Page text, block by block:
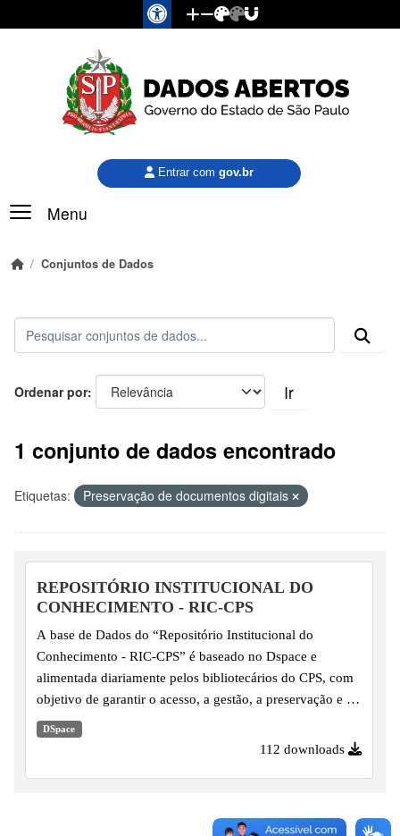
Pular para o conteúdo principal
Menu
Entrar com gov.br
Conjuntos de Dados
Ordenar por Ir
1 conjunto de dados encontrado
Etiquetas: Preservação de documentos digitais
REPOSITÓRIO INSTITUCIONAL DO
CONHECIMENTO - RIC-CPS
A base de Dados do “Repositório Institucional do
Conhecimento - RIC-CPS” é baseado no Dspace e
alimentada diariamente pelos bibliotecários do CPS, com
objetivo de garantir o acesso, a gestão, a preservação e a
disseminação da produção científica, técnica, tecnológica,
artística-cultural e técnica-administrativo produzida em
Ensino Superior de Graduação (Cesu) e da Unidade de
DSpace
112 downloads